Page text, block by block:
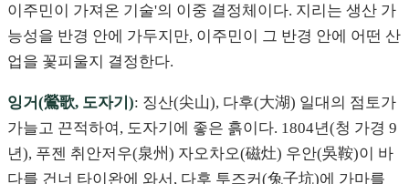
이주민이 가져온 기술'의 이중 결정체이다. 지리는 생산 가
능성을 반경 안에 가두지만, 이주민이 그 반경 안에 어떤 산
업을 꽃피울지 결정한다.
잉거(鶯歌, 도자기): 징산(尖山), 다후(大湖) 일대의 점토가
가늘고 끈적하여, 도자기에 좋은 흙이다. 1804년(청 가경 9
년), 푸젠 취안저우(泉州) 자오차오(磁灶) 우안(吳鞍)이 바
다를 건너 타이완에 와서, 다후 투즈커(兔子坑)에 가마를